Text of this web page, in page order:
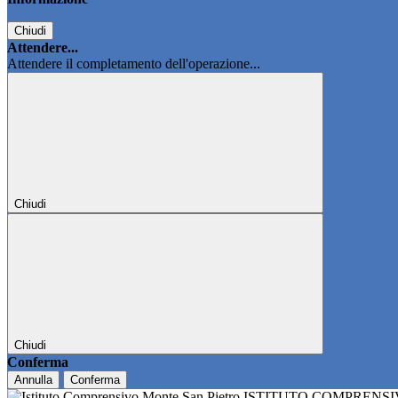
Chiudi
Attendere...
Attendere il completamento dell'operazione...
Chiudi
Chiudi
Conferma
Annulla Conferma